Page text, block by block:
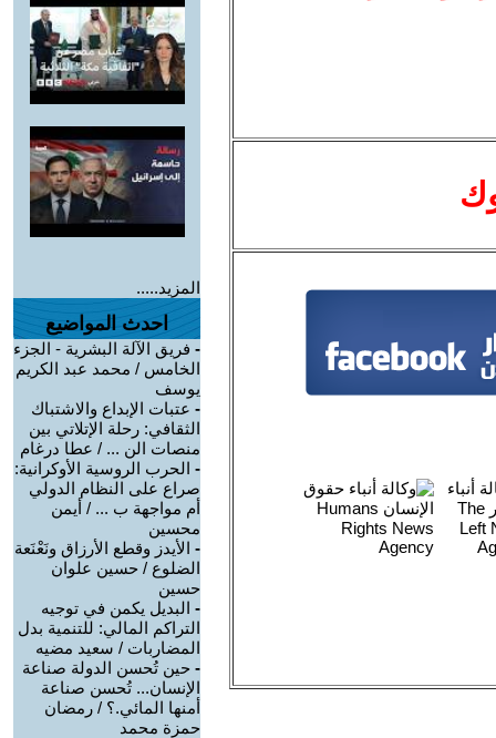
المزيد.....
احدث المواضيع
- فريق الآلة البشرية - الجزء
الخامس / محمد عبد الكريم
يوسف
- عتبات الإبداع والاشتباك
الثقافي: رحلة الإتلاتي بين
منصات الن ... / عطا درغام
- الحرب الروسية الأوكرانية:
صراع على النظام الدولي
أم مواجهة ب ... / أيمن
محسين
- الأيدز وقطع الأرزاق ونَعْنَعة
الضلوع / حسين علوان
حسين
- البديل يكمن في توجيه
التراكم المالي: للتنمية بدل
المضاربات / سعيد مضيه
- حين تُحسن الدولة صناعة
الإنسان... تُحسن صناعة
أمنها المائي.؟ / رمضان
حمزة محمد